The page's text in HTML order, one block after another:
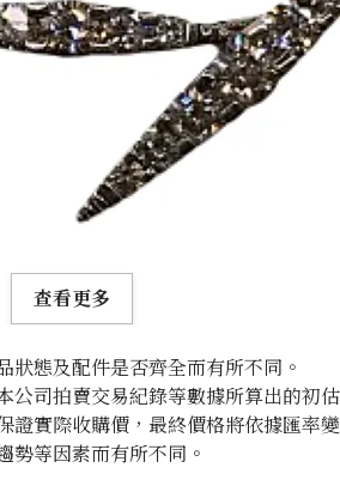
查看更多
態及配件是否齊全而有所不同。
公司拍賣交易紀錄等數據所算出的初估
證實際收購價，最終價格將依據匯率變
勢等因素而有所不同。